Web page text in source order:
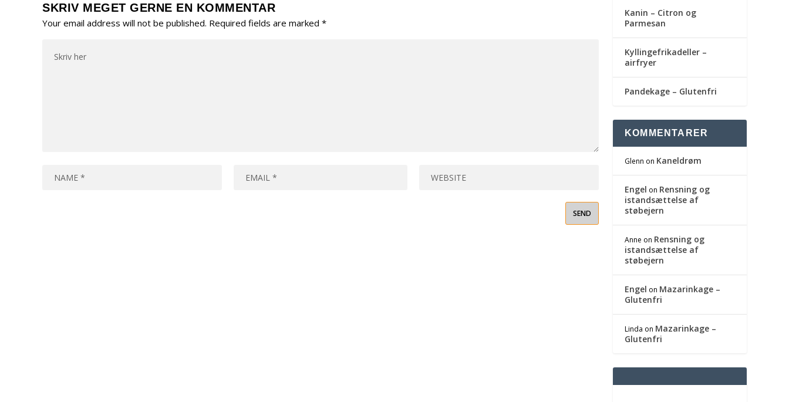
SKRIV MEGET GERNE EN KOMMENTAR
Your email address will not be published. Required fields are marked *
Kanin – Citron og
Parmesan
Kyllingefrikadeller –
airfryer
Pandekage – Glutenfri
KOMMENTARER
Glenn on Kaneldrøm
Engel on Rensning og
istandsættelse af
støbejern
Anne on Rensning og
istandsættelse af
støbejern
Engel on Mazarinkage –
Glutenfri
Linda on Mazarinkage –
Glutenfri